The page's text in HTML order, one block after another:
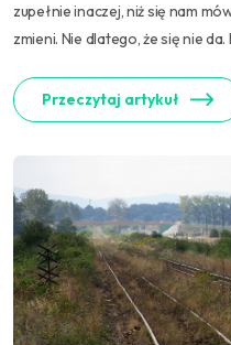
zupełnie inaczej, niż się nam
zmieni. Nie dlatego, że się nie
Przeczytaj artykuł